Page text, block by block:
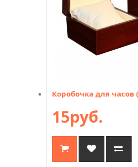
Коробочка для часов
15руб.